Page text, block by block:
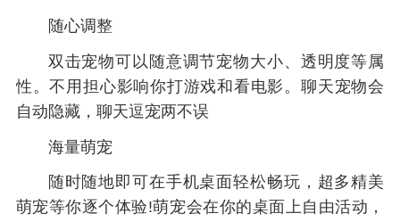
随心调整
双击宠物可以随意调节宠物大小、透明度等属
性。不用担心影响你打游戏和看电影。聊天宠物会
自动隐藏，聊天逗宠两不误
海量萌宠
随时随地即可在手机桌面轻松畅玩，超多精美
萌宠等你逐个体验!萌宠会在你的桌面上自由活动，